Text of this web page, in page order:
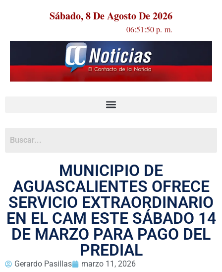
Sábado, 8 De Agosto De 2026
06:51:50 p. m.
MUNICIPIO DE
AGUASCALIENTES OFRECE
SERVICIO EXTRAORDINARIO
EN EL CAM ESTE SÁBADO 14
DE MARZO PARA PAGO DEL
PREDIAL
Gerardo Pasillas marzo 11, 2026